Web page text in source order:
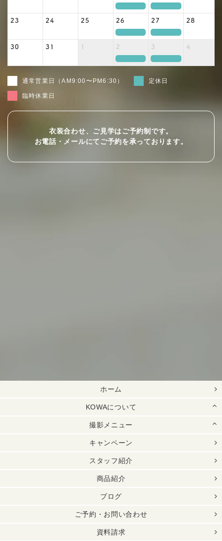
23 24 25 26 27 28
30 31 1 2 3 4
通常営業日（AM9:00〜PM6:30） 定休日
臨時休業日
衣装合わせ、ご見学はご予約制です。
お電話・メールにてご予約を承っております。
ホーム
KOWAについて
撮影メニュー
キャンペーン
スタッフ紹介
商品紹介
ブログ
ご予約・お問い合わせ
資料請求